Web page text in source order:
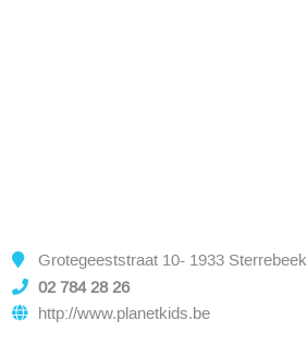
Grotegeeststraat 10- 1933 Sterrebeek
02 784 28 26
http://www.planetkids.be